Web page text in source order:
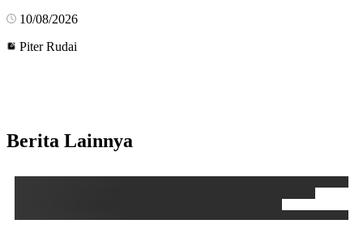
10/08/2026
Piter Rudai
Berita Lainnya